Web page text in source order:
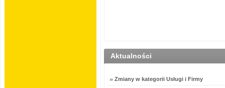
Aktualności
Zmiany w kategorii Usługi i Firmy